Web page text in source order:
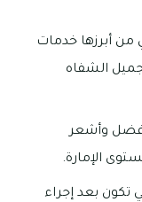
من أبرزها خدمات
الشفاه
أفضل وأشعر
الإمارة.
تكون بعد إجراء